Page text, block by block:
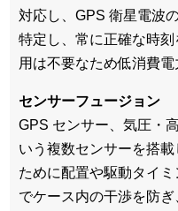
対応し、GPS 衛星電波
特定し、常に正確な時
⽤は不要なため低消費電
センサーフュージョン
GPS センサー、気圧・
いう複数センサーを搭
ために配置や駆動タイ
でケース内の⼲渉を防